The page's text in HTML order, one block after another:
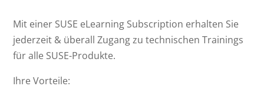
Mit einer SUSE eLearning Subscription erhalten Sie
jederzeit & überall Zugang zu technischen Trainings
für alle SUSE-Produkte.
Ihre Vorteile: